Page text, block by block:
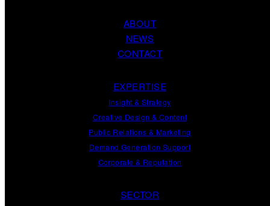
ABOUT
NEWS
CONTACT
EXPERTISE
Insight & Strategy
Creative Design & Content
Public Relations & Marketing
Demand Generation Support
Corporate & Reputation
SECTOR